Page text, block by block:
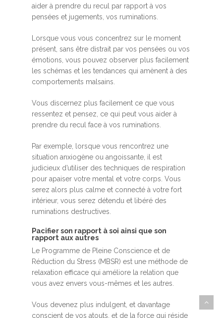
aider à prendre du recul par rapport à vos
pensées et jugements, vos ruminations.
Lorsque vous vous concentrez sur le moment
présent, sans être distrait par vos pensées ou vos
émotions, vous pouvez observer plus facilement
les schémas et les tendances qui amènent à des
comportements malsains.
Vous discernez plus facilement ce que vous
ressentez et pensez, ce qui peut vous aider à
prendre du recul face à vos ruminations.
Par exemple, lorsque vous rencontrez une
situation anxiogène ou angoissante, il est
judicieux d’utiliser des techniques de respiration
pour apaiser votre mental et votre corps. Vous
serez alors plus calme et connecté à votre fort
intérieur, vous serez détendu et libéré des
ruminations destructives.
Pacifier son rapport à soi ainsi que son
rapport aux autres
Le Programme de Pleine Conscience et de
Réduction du Stress (MBSR) est une méthode de
relaxation efficace qui améliore la relation que
vous avez envers vous-mêmes et les autres.
Vous devenez plus indulgent, et davantage
conscient de vos atouts, et de la force qui réside